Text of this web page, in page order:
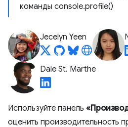
команды console.profile()
Jecelyn Yeen
Dale St. Marthe
Используйте панель
оценить производительность